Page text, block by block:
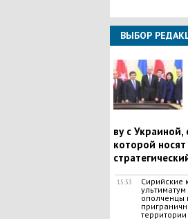
ВЫБОР
ву с
которой носят
15:33
Сирийские
ополченцы
территории